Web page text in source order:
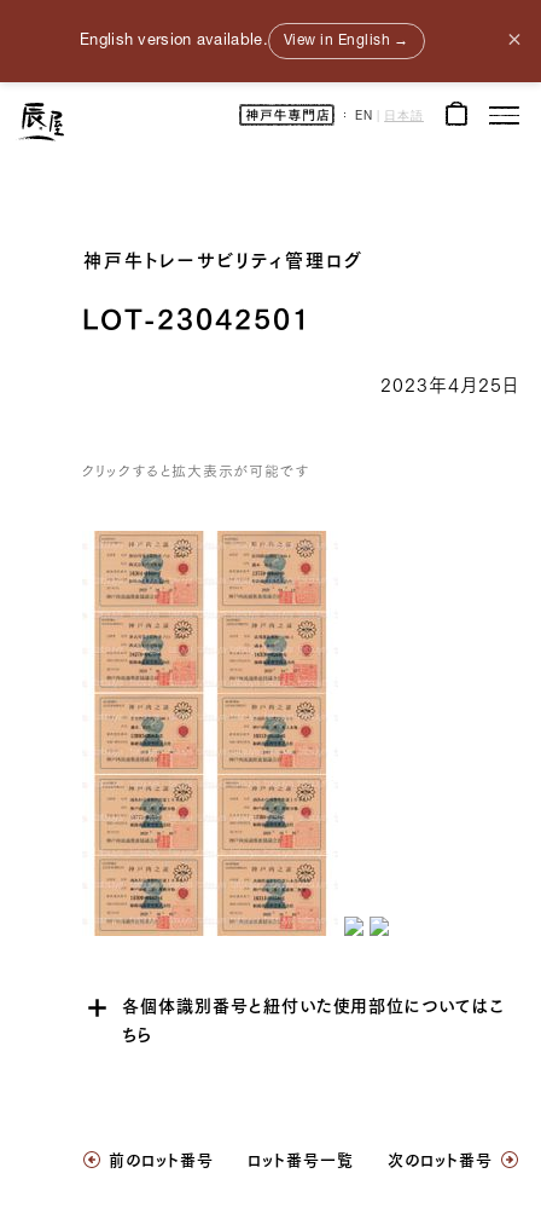
English version available. View in English → ×
神
戸
牛
EN 日本語
神戸牛トレーサビリティ管理ログ
LOT-23042501
2023年4月25日
クリックすると拡大表示が可能です
各個体識別番号と紐付いた使用部位についてはこ
ちら
前のロット番号 ロット番号一覧 次のロット番号